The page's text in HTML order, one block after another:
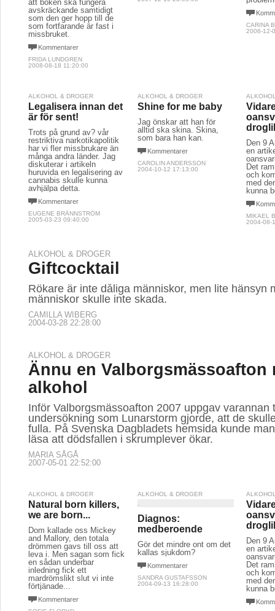
att boken ska fungera
avskräckande samtidigt
som den ger hopp till de
som fortfarande är fast i
missbruket.
Kommentarer
FRIDA LUNDGREN
2008-08-18 11:20:00
CARINA
2006-12-
ALKOHOL & DROGER
Legalisera innan det
är för sent!
Trots på grund av? vår
restriktiva narkotikapolitik
har vi fler missbrukare än
många andra länder. Jag
diskuterar i artikeln
huruvida en legalisering av
cannabis skulle kunna
avhjälpa detta.
Kommentarer
EUGENE BRÄNNSTRÖM
2005-03-23 09:40:00
ALKOHOL & DROGER
Shine for me baby
Jag önskar att han för
alltid ska skina. Skina,
som bara han kan.
Kommentarer
CAROLIN ANDERSSON
2004-10-12 17:13:00
Den 9
en
Det
och
med
kunna
MIKAEL
2004-08-
ALKOHOL & DROGER
Giftcocktail
Rökare är inte dåliga människor, men lite hänsyn
människor skulle inte skada.
CAMILLA WIBERG
2004-03-28 22:28:00
ALKOHOL & DROGER
Ännu en Valborgsmässoafton
alkohol
Inför Valborgsmässoafton 2007 uppgav varannan
undersökning som Lunarstorm gjorde, att de
fulla. På Svenska Dagbladets hemsida kunde
läsa att dödsfallen i skrumplever ökar.
MARIA SÅGÅ
2007-05-01 22:52:00
ALKOHOL & DROGER
Natural born killers,
we are born...
Dom kallade oss Mickey
and Mallory, den totala
drömmen gavs till oss att
leva i. Men sagan som fick
en sådan underbar
inledning fick ett
mardrömslikt slut vi inte
förtjänade...
Kommentarer
ALKOHOL & DROGER
Diagnos:
medberoende
Gör det mindre ont om det
kallas sjukdom?
Kommentarer
SANDRA GUSTAFSSON
2004-09-13 16:28:00
Den 9
en
Det
och
med
kunna